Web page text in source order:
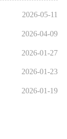
2026-05-11
2026-04-09
2026-01-27
2026-01-23
2026-01-19